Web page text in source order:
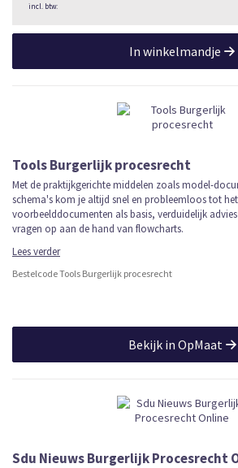
In winkelmandje
Tools Burgerlijk procesrecht
Met de praktijkgerichte middelen zoals model-
schema's kom je altijd snel en probleemloos tot
voorbeelddocumenten als basis, verduidelijk
vragen op aan de hand van flowcharts.
Lees verder
Bestelcode Tools Burgerlijk procesrecht
Bekijk in OpMaat
Sdu Nieuws Burgerlijk Procesrecht